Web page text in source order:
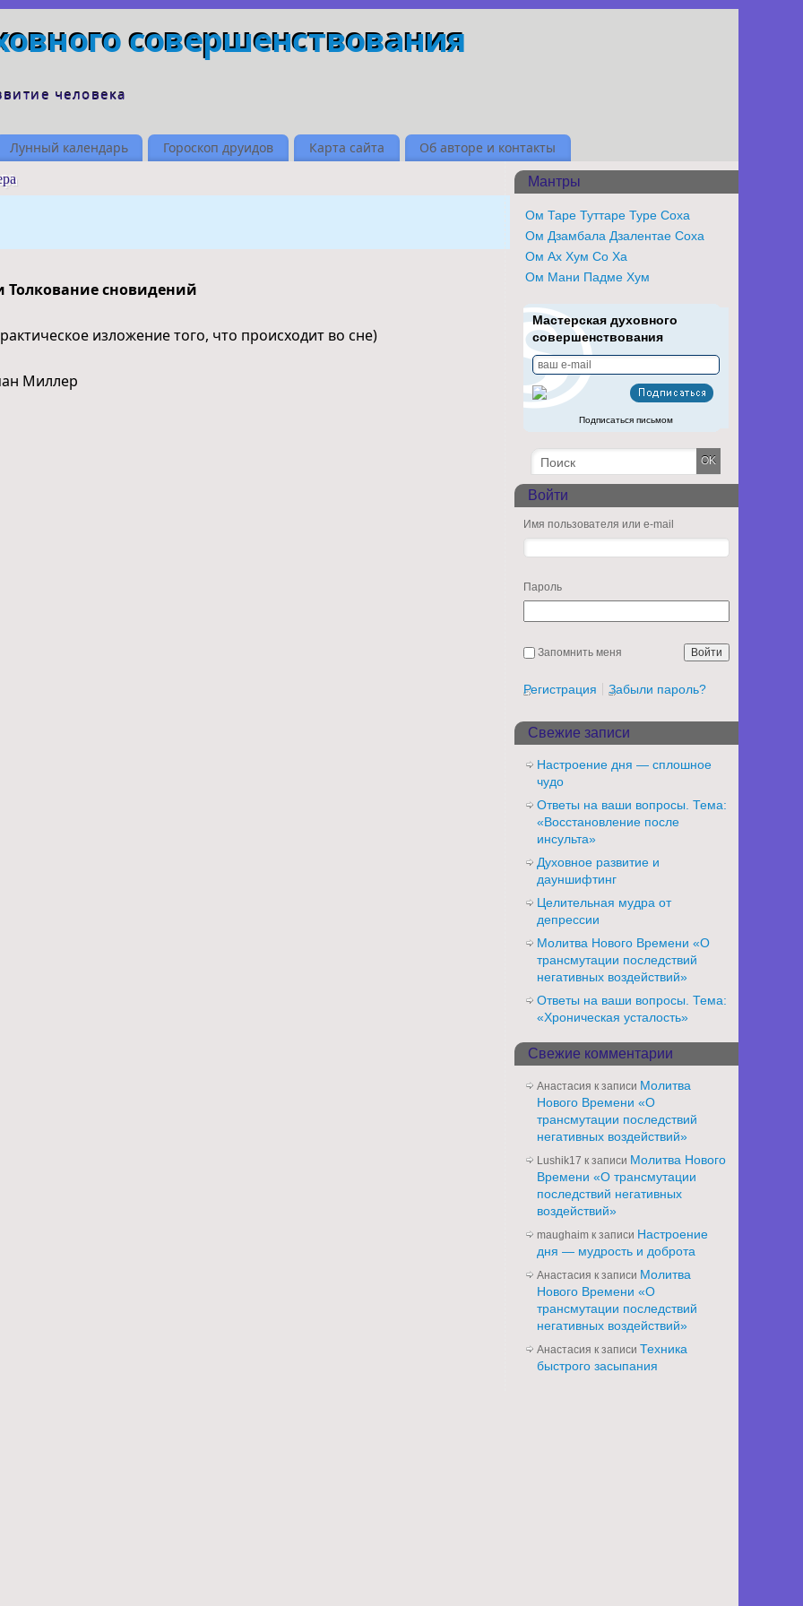
совершенствования
человека
Лунный календарь Гороскоп друидов Карта сайта Об авторе и контакты
Толкование сновидений
изложение того, что происходит во сне)
Миллер
Мантры
Ом Таре Туттаре Туре Соха
Ом Дзамбала Дзалентае Соха
Ом Ах Хум Со Ха
Ом Мани Падме Хум
Мастерская духовного
совершенствования
Подписаться письмом
Войти
Имя пользователя или e-mail
Пароль
Запомнить меня
Регистрация Забыли пароль?
Свежие записи
Настроение дня — сплошное
чудо
Ответы на ваши вопросы. Тема:
«Восстановление после
инсульта»
Духовное развитие и
дауншифтинг
Целительная мудра от
депрессии
Молитва Нового Времени «О
трансмутации последствий
негативных воздействий»
Ответы на ваши вопросы. Тема:
«Хроническая усталость»
Свежие комментарии
Анастасия к записи Молитва
Нового Времени «О
трансмутации последствий
негативных воздействий»
Lushik17 к записи Молитва Нового
Времени «О трансмутации
последствий негативных
воздействий»
maughaim к записи Настроение
дня — мудрость и доброта
Анастасия к записи Молитва
Нового Времени «О
трансмутации последствий
негативных воздействий»
Анастасия к записи Техника
быстрого засыпания